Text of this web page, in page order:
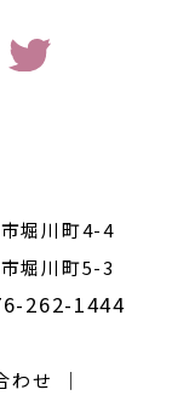
堀川町4-4
堀川町5-3
262-1444
わせ